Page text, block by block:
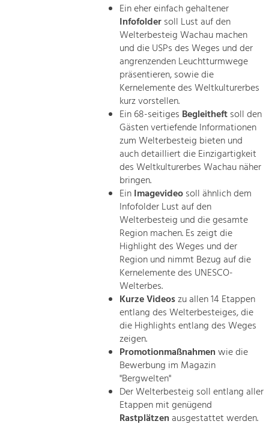
Ein eher einfach gehaltener
Infofoldersoll Lust auf den
Welterbesteig Wachau machen
und die USPs des Weges und der
angrenzenden Leuchtturmwege
präsentieren, sowie die
Kernelemente des Weltkulturerbes
kurz vorstellen.
Ein 68-seitiges Begleitheftsoll den
Gästen vertiefende Informationen
zum Welterbesteig bieten und
auch detailliert die Einzigartigkeit
des Weltkulturerbes Wachau näher
bringen.
EinImagevideosoll ähnlich dem
Infofolder Lust auf den
Welterbesteig und die gesamte
Region machen. Es zeigt die
Highlight des Weges und der
Region und nimmt Bezug auf die
Kernelemente des UNESCO-
Welterbes.
Kurze Videoszu allen 14 Etappen
entlang des Welterbesteiges, die
die Highlights entlang des Weges
zeigen.
Promotionmaßnahmenwie die
Bewerbung im Magazin
"Bergwelten"
Der Welterbesteig soll entlang aller
Etappen mit genügend
Rastplätzenausgestattet werden.